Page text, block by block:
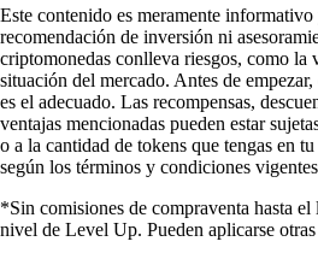
Este contenido es meramente
recomendación de inversión ni
criptomonedas conlleva riesgos, como la
situación del mercado. Antes de
es el adecuado. Las recompensas,
ventajas mencionadas pueden estar
o a la cantidad de tokens que tengas en
según los términos y condiciones
*Sin comisiones de compraventa hasta
nivel de Level Up. Pueden aplicarse